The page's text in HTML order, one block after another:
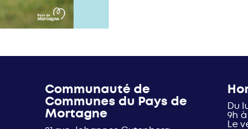
Communauté de
Communes du Pays de
Mortagne Du
9h à
Le